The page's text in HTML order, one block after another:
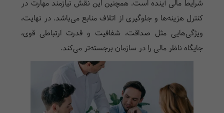
شرایط مالی آینده است. همچنین این نقش نیازمند مهارت در
کنترل هزینه‌ها و جلوگیری از اتلاف منابع می‌باشد. در نهایت،
ویژگی‌هایی مثل صداقت، شفافیت و قدرت ارتباطی قوی،
جایگاه ناظر مالی را در سازمان برجسته‌تر می‌کند.